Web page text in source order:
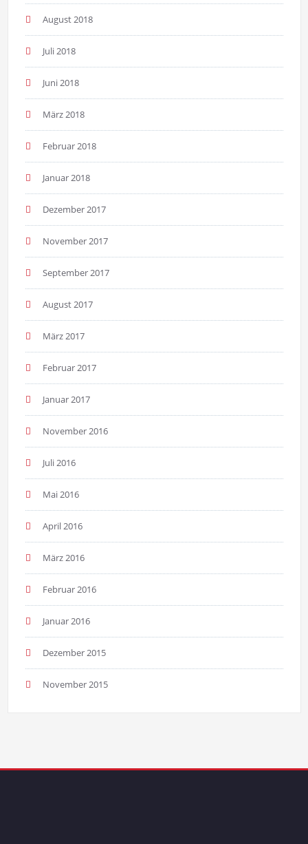
August 2018
Juli 2018
Juni 2018
März 2018
Februar 2018
Januar 2018
Dezember 2017
November 2017
September 2017
August 2017
März 2017
Februar 2017
Januar 2017
November 2016
Juli 2016
Mai 2016
April 2016
März 2016
Februar 2016
Januar 2016
Dezember 2015
November 2015